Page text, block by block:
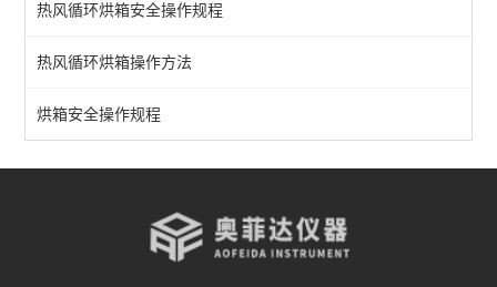
恒温烘箱
高温烘箱
真空烘箱
热风循环烘箱安全操作规程
热风循环烘箱操作方法
烘箱安全操作规程